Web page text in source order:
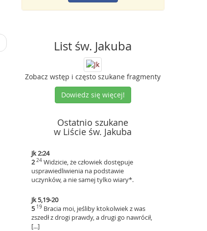
List św. Jakuba
Zobacz wstęp i często szukane fragmenty
Dowiedz się więcej!
Ostatnio szukane
w Liście św. Jakuba
Jk 2:24
224 Widzicie, że człowiek dostępuje
usprawiedliwienia na podstawie
uczynków, a nie samej tylko wiary*.
Jk 5,19-20
519 Bracia moi, jeśliby ktokolwiek z was
zszedł z drogi prawdy, a drugi go nawrócił,
[...]